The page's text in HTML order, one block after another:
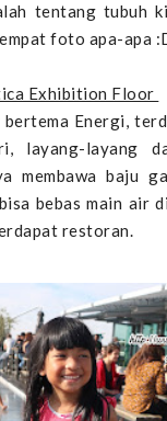
tentang tubuh
foto apa-apa
Exhibition Floor
Energi,
layang-layang
membawa baju
bebas main air
restoran.